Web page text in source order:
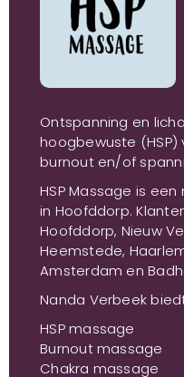
Ontspanning en
hoogbewuste
burnout en/of
HSP Massage is
in Hoofddorp.
Hoofddorp, Nieuw
Heemstede,
Amsterdam en
Nanda Verbeek
HSP massage
Burnout massage
Chakra massage